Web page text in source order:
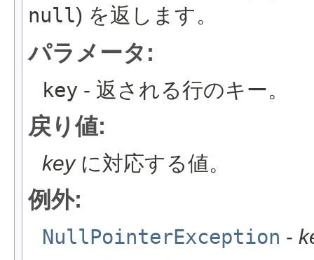
null) を返します。
パラメータ:
key - 返される行のキー。
戻り値:
keyに対応する値。
例外:
NullPointerException -